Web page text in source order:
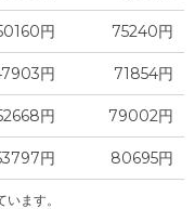
円 75240円
円 71854円
円 79002円
円 80695円
ます。